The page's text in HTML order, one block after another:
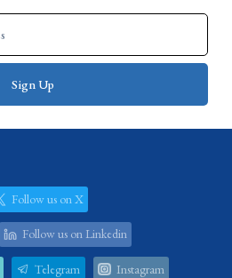
Follow us on X
Follow us on Linkedin
Telegram Instagram